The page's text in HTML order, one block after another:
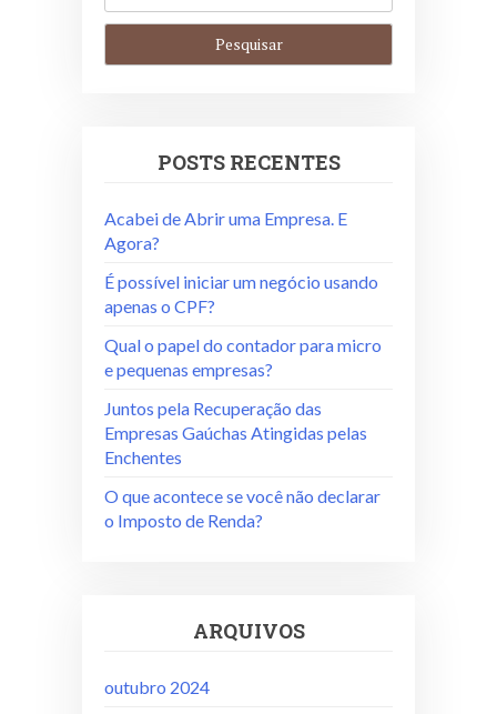
POSTS RECENTES
Acabei de Abrir uma Empresa. E
Agora?
É possível iniciar um negócio usando
apenas o CPF?
Qual o papel do contador para micro
e pequenas empresas?
Juntos pela Recuperação das
Empresas Gaúchas Atingidas pelas
Enchentes
O que acontece se você não declarar
o Imposto de Renda?
ARQUIVOS
outubro 2024